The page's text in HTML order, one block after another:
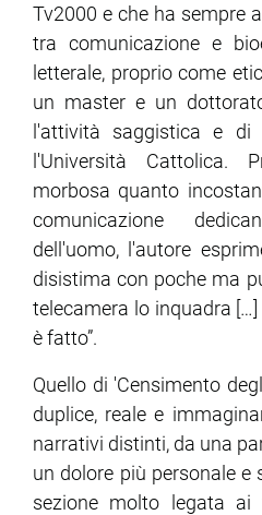
Tv2000 e che ha sempre
tra comunicazione e
letterale, proprio come
un master e un
l'attività saggistica e di
l'Università Cattolica.
morbosa quanto
comunicazione
dell'uomo, l'autore
disistima con poche ma
telecamera lo inquadra
è fatto”.
Quello di 'Censimento
duplice, reale e
narrativi distinti, da una
un dolore più personale e
sezione molto legata